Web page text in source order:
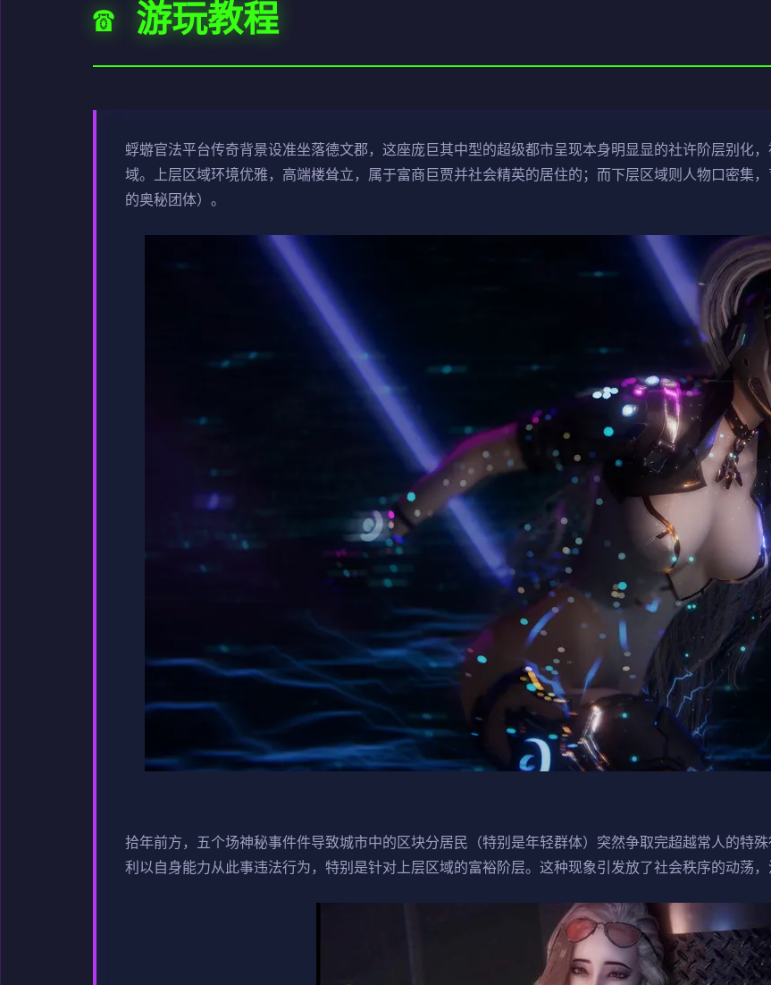
☎️ 游玩教程
蜉蝣官法平台传奇背景设准坐落德文郡，这座庞巨其中型的超级都市呈现本身明显显的社许阶层别化
域。上层区域环境优雅，高端楼耸立，属于富商巨贾并社会精英的居住的；而下层区域则人物口密集
的奥秘团体）。
拾年前方，五个场神秘事件件导致城市中的区块分居民（特别是年轻群体）突然争取完超越常人的特
利以自身能力从此事违法行为，特别是针对上层区域的富裕阶层。这种现象引发放了社会秩序的动荡，